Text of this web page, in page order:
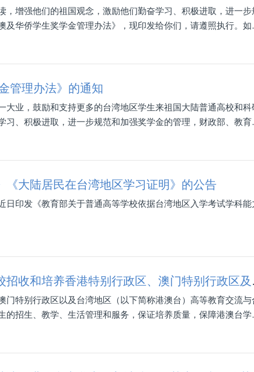
增强他们的祖国观念，激励他们勤奋学习、积极进取，进一步
华侨学生奖学金管理办法》，现印发给你们，请遵照执行。如
。
管理办法》的通知
业，鼓励和支持更多的台湾地区学生来祖国大陆普通高校和科
、积极进取，进一步规范和加强奖学金的管理，财政部、教育
遵照执行。如有意见或建议，请及时向我们反映，以进一步完善
大陆居民在台湾地区学习证明》的公告
印发《教育部关于普通高等学校依据台湾地区入学考试学科能
教育部等
特别行政区以及台湾地区（以下简称港澳台）高等教育交流与
招生、教学、生活管理和服务，保证培养质量，保障港澳台学
于普通高等学校招收和培养香港特别行政区、澳门地区及台湾